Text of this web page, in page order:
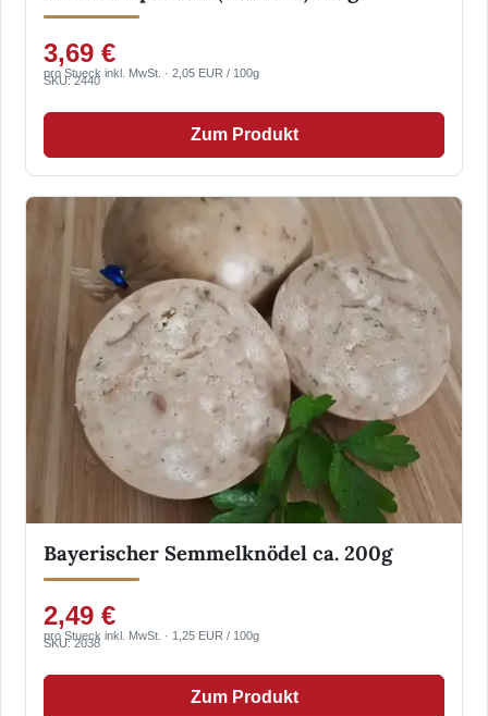
3,69 €
pro Stueck inkl. MwSt. · 2,05 EUR / 100g
SKU: 2440
Zum Produkt
Bayerischer Semmelknödel ca. 200g
2,49 €
pro Stueck inkl. MwSt. · 1,25 EUR / 100g
SKU: 2038
Zum Produkt